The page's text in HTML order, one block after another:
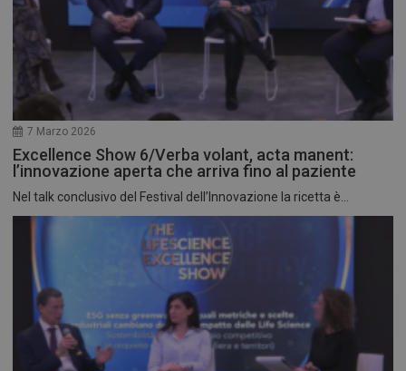
7 Marzo 2026
Excellence Show 6/Verba volant, acta manent:
l’innovazione aperta che arriva fino al paziente
Nel talk conclusivo del Festival dell’Innovazione la ricetta è...